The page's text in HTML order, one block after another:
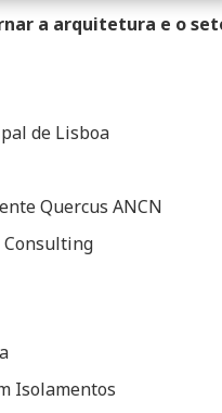
a arquitetura e o
de Lisboa
Quercus ANCN
Isolamentos